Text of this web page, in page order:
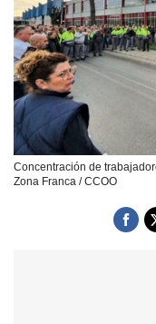
Concentración de
Zona Franca / CCOO